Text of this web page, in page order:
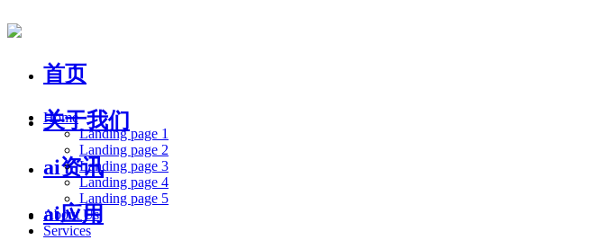
首页
关于我们
ai资讯
ai应用
Home
Landing page 1
Landing page 2
Landing page 3
Landing page 4
Landing page 5
About Us
Services